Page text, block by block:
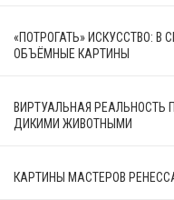
«ПОТРОГАТЬ» ИСКУССТВО:
ОБЪЁМНЫЕ КАРТИНЫ
ВИРТУАЛЬНАЯ РЕАЛЬНОСТЬ
ДИКИМИ ЖИВОТНЫМИ
КАРТИНЫ МАСТЕРОВ